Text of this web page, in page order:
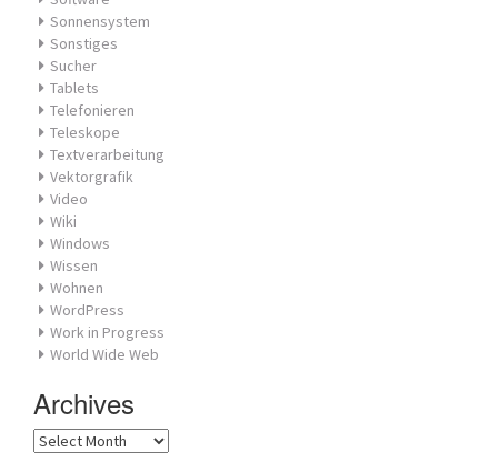
Sonnensystem
Sonstiges
Sucher
Tablets
Telefonieren
Teleskope
Textverarbeitung
Vektorgrafik
Video
Wiki
Windows
Wissen
Wohnen
WordPress
Work in Progress
World Wide Web
Archives
Archives